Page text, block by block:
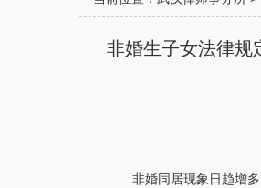
非婚生子女法律规
非婚同居现象日趋增